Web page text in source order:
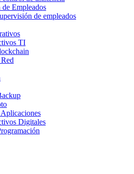
Empleados
de empleados
TI
Digitales